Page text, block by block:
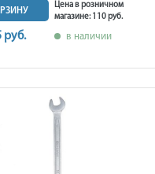
руб.
Цена в розничном
магазине: 110 руб.
в наличии